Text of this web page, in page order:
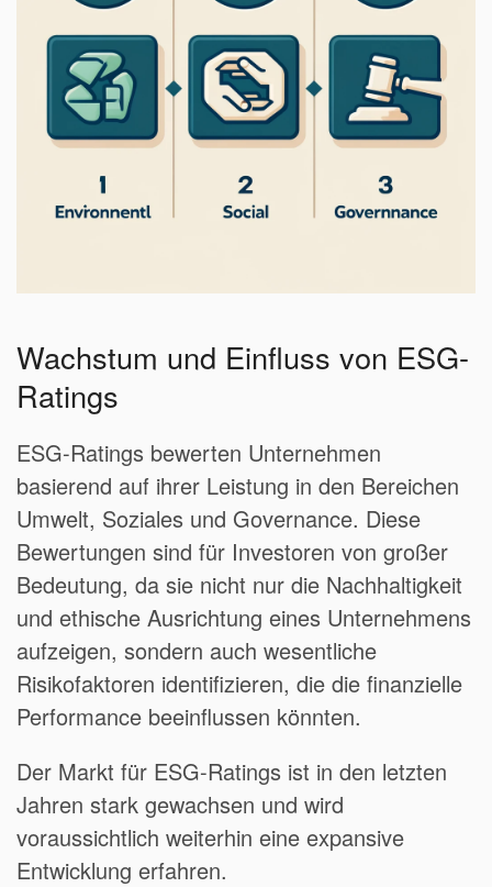
Wachstum und Einfluss von ESG-
Ratings
ESG-Ratings bewerten Unternehmen
basierend auf ihrer Leistung in den Bereichen
Umwelt, Soziales und Governance. Diese
Bewertungen sind für Investoren von großer
Bedeutung, da sie nicht nur die Nachhaltigkeit
und ethische Ausrichtung eines Unternehmens
aufzeigen, sondern auch wesentliche
Risikofaktoren identifizieren, die die finanzielle
Performance beeinflussen könnten.
Der Markt für ESG-Ratings ist in den letzten
Jahren stark gewachsen und wird
voraussichtlich weiterhin eine expansive
Entwicklung erfahren.